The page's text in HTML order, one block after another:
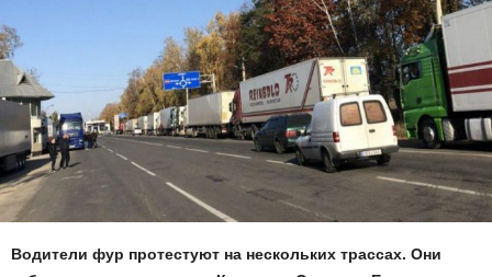
Водители фур протестуют на нескольких трассах. Они